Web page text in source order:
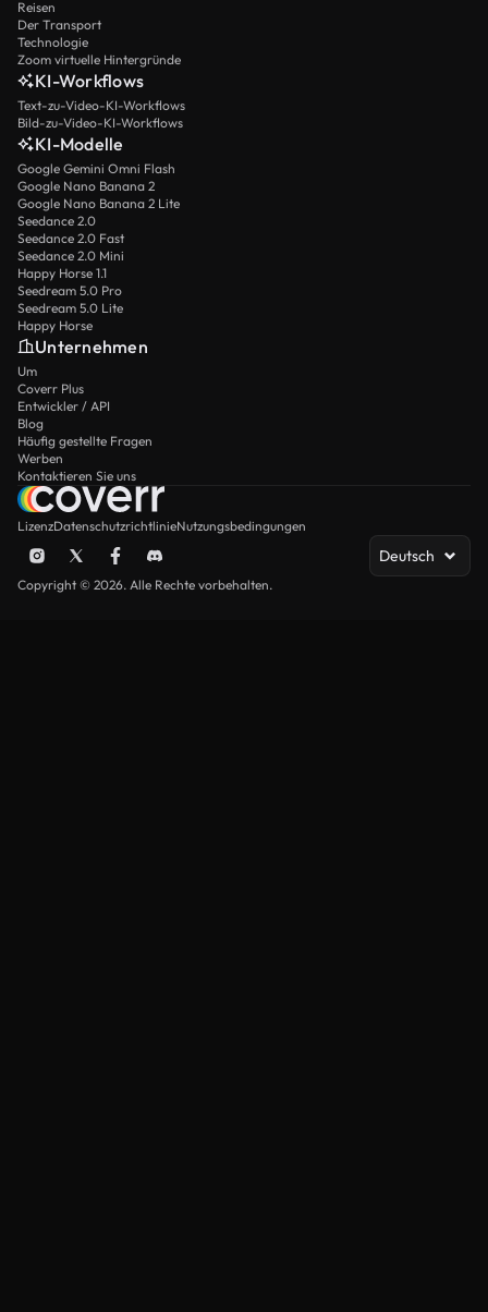
Reisen
Der Transport
Technologie
Zoom virtuelle Hintergründe
KI-Workflows
Text-zu-Video-KI-Workflows
Bild-zu-Video-KI-Workflows
KI-Modelle
Google Gemini Omni Flash
Google Nano Banana 2
Google Nano Banana 2 Lite
Seedance 2.0
Seedance 2.0 Fast
Seedance 2.0 Mini
Happy Horse 1.1
Seedream 5.0 Pro
Seedream 5.0 Lite
Happy Horse
Unternehmen
Um
Coverr Plus
Entwickler / API
Blog
Häufig gestellte Fragen
Werben
Kontaktieren Sie uns
LizenzDatenschutzrichtlinieNutzungsbedingungen
Deutsch
Copyright © 2026. Alle Rechte vorbehalten.